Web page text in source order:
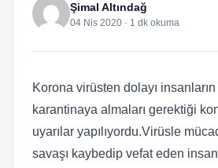
Şimal Altındağ
04 Nis 2020 · 1 dk okuma
Korona virüsten dolayı
karantinaya almaları gerektiği
uyarılar yapılıyordu.Virüsle
savaşı kaybedip vefat eden